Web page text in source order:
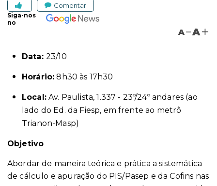
Comentar
Siga-nos
no
A A
Data: 23/10
Horário: 8h30 às 17h30
Local:Av. Paulista, 1.337 - 23º/24º andares (ao
lado do Ed. da Fiesp, em frente ao metrô
Trianon-Masp)
Objetivo
Abordar de maneira teórica e prática a sistemática
de cálculo e apuração do PIS/Pasep e da Cofins nas